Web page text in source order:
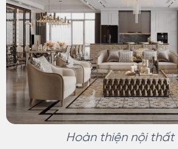
Hoàn thiện nội thất